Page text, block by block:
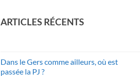
ARTICLES RÉCENTS
Dans le Gers comme ailleurs, où est
passée la PJ ?